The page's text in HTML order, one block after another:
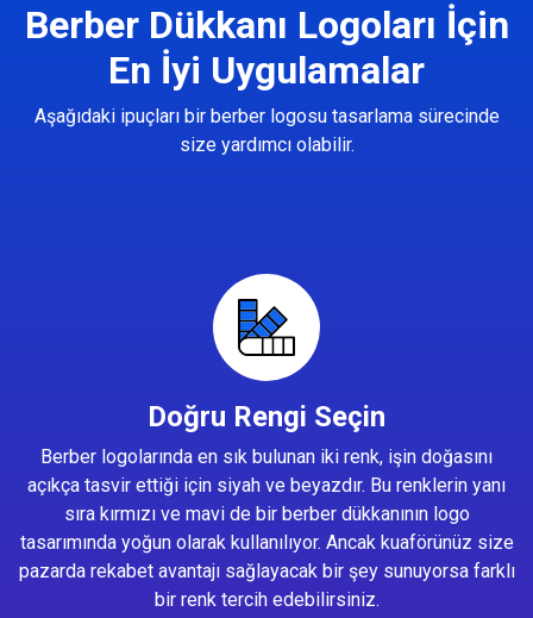
Berber Dükkanı Logoları İçin
En İyi Uygulamalar
Aşağıdaki ipuçları bir berber logosu tasarlama sürecinde
size yardımcı olabilir.
Doğru Rengi Seçin
Berber logolarında en sık bulunan iki renk, işin doğasını
açıkça tasvir ettiği için siyah ve beyazdır. Bu renklerin yanı
sıra kırmızı ve mavi de bir berber dükkanının logo
tasarımında yoğun olarak kullanılıyor. Ancak kuaförünüz size
pazarda rekabet avantajı sağlayacak bir şey sunuyorsa farklı
bir renk tercih edebilirsiniz.